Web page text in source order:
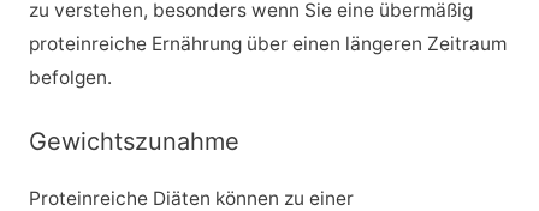
zu verstehen, besonders wenn Sie eine übermäßig
proteinreiche Ernährung über einen längeren Zeitraum
befolgen.
Gewichtszunahme
Proteinreiche Diäten können zu einer